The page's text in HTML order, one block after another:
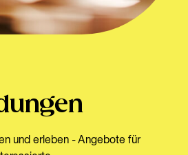
und erleben - Angebote für